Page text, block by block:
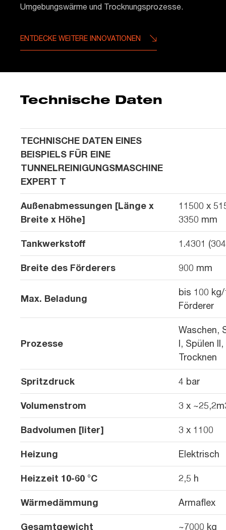
Umgebungswärme und Trocknungsprozesse.
ENTDECKE WEITERE INNOVATIONEN
Technische Daten
TECHNISCHE DATEN EINES
BEISPIELS FÜR EINE
TUNNELREINIGUNGSMASCHINE
EXPERT T
Außenabmessungen [Länge x
Breite x Höhe]
11500 x
3350 mm
Tankwerkstoff 1.4301
Breite des Förderers 900 mm
Max. Beladung
bis 100
Förderer
Prozesse
Waschen,
I, Spülen II,
Trocknen
Spritzdruck 4 bar
Volumenstrom 3 x
Badvolumen [liter] 3 x 1100
Heizung Elektrisch
Heizzeit 10-60 °C 2,5 h
Wärmedämmung Armaflex
Gesamtgewicht ~7000 kg